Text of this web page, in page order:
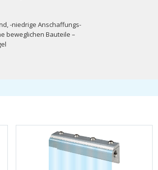
-niedrige Anschaffungs-
beweglichen Bauteile –